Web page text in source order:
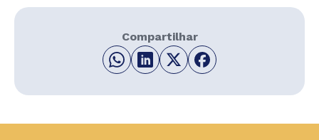
Compartilhar